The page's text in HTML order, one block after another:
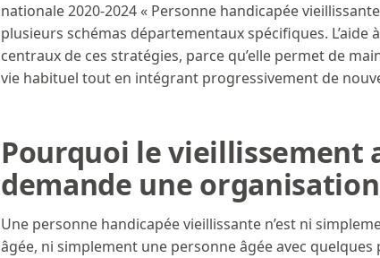
nationale 2020-2024 « Personne handicapée
plusieurs schémas départementaux spécifiques. L’aide
centraux de ces stratégies, parce qu’elle permet de
vie habituel tout en intégrant progressivement de
Pourquoi le vieillissement
demande une
Une personne handicapée vieillissante n’est ni
âgée, ni simplement une personne âgée avec